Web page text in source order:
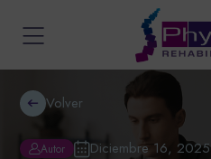
Volver
Autor Diciembre 16, 2025